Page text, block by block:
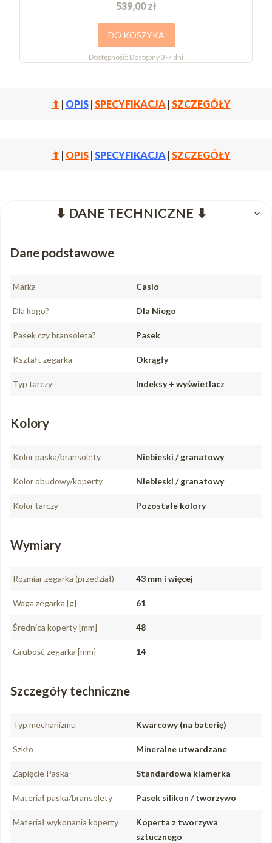
539,00 zł
DO KOSZYKA
Dostępność: Dostępny 3-7 dni
⬆ OPIS| SPECYFIKACJA| SZCZEGÓŁY
⬆ OPIS| SPECYFIKACJA| SZCZEGÓŁY
⬇ DANE TECHNICZNE ⬇
Dane podstawowe
Marka Casio
Dla kogo? Dla Niego
Pasek czy bransoleta? Pasek
Kształt zegarka Okrągły
Typ tarczy Indeksy + wyświetlacz
Kolory
Kolor paska/bransolety Niebieski / granatowy
Kolor obudowy/koperty Niebieski / granatowy
Kolor tarczy Pozostałe kolory
Wymiary
Rozmiar zegarka (przedział) 43 mm i więcej
Waga zegarka [g] 61
Średnica koperty [mm] 48
Grubość zegarka [mm] 14
Szczegóły techniczne
Typ mechanizmu Kwarcowy (na baterię)
Szkło Mineralne utwardzane
Zapięcie Paska Standardowa klamerka
Materiał paska/bransolety Pasek silikon / tworzywo
Materiał wykonania koperty
Koperta z tworzywa
sztucznego